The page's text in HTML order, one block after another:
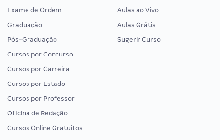
Exame de Ordem
Graduação
Pós-Graduação
Cursos por Concurso
Cursos por Carreira
Cursos por Estado
Cursos por Professor
Oficina de Redação
Cursos Online Gratuitos
Aulas ao Vivo
Aulas Grátis
Sugerir Curso